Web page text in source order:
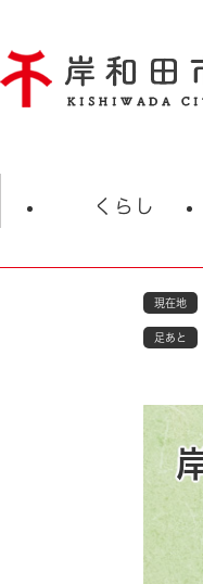
ジ
の
くらし
ごみ・衛生
防災・防犯
自然・環境
引っ越し
現在地
足あと